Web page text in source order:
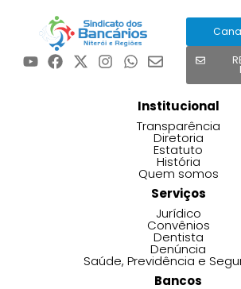
Institucional
Transparência
Diretoria
Estatuto
História
Quem somos
Serviços
Jurídico
Convênios
Dentista
Denúncia
Saúde, Previdência e
Bancos